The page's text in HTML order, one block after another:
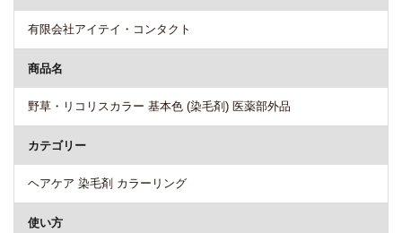
有限会社アイテイ・コンタクト
商品名
野草・リコリスカラー 基本色 (染毛剤) 医薬部外品
カテゴリー
ヘアケア 染毛剤 カラーリング
使い方